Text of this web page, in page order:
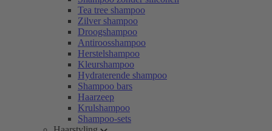
Tea tree shampoo
Zilver shampoo
Droogshampoo
Antiroosshampoo
Herstelshampoo
Kleurshampoo
Hydraterende shampoo
Shampoo bars
Haarzeep
Krulshampoo
Shampoo-sets